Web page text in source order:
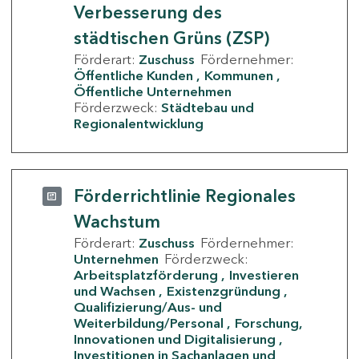
Verbesserung des
städtischen Grüns (ZSP)
Förderart: Zuschuss Fördernehmer:
Öffentliche Kunden
Kommunen
Öffentliche Unternehmen
Förderzweck: Städtebau und
Regionalentwicklung
Förderrichtlinie Regionales
Wachstum
Förderart: Zuschuss Fördernehmer:
Unternehmen Förderzweck:
Arbeitsplatzförderung
Investieren
und Wachsen
Existenzgründung
Qualifizierung/Aus- und
Weiterbildung/Personal
Forschung,
Innovationen und Digitalisierung
Investitionen in Sachanlagen und